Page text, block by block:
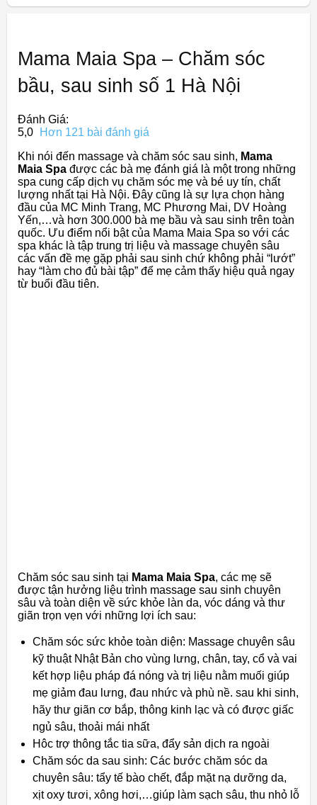
Mama Maia Spa – Chăm sóc
bầu, sau sinh số 1 Hà Nội
Đánh Giá:
5,0
Hơn 121 bài đánh giá
Khi nói đến massage và chăm sóc sau sinh, Mama
Maia Spa được các bà mẹ đánh giá là một trong những
spa cung cấp dịch vụ chăm sóc mẹ và bé uy tín, chất
lượng nhất tại Hà Nội. Đây cũng là sự lựa chọn hàng
đầu của MC Minh Trang, MC Phương Mai, DV Hoàng
Yến,…và hơn 300.000 bà mẹ bầu và sau sinh trên toàn
quốc. Ưu điểm nổi bật của Mama Maia Spa so với các
spa khác là tập trung trị liệu và massage chuyên sâu
các vấn đề mẹ gặp phải sau sinh chứ không phải “lướt”
hay “làm cho đủ bài tập” để mẹ cảm thấy hiệu quả ngay
từ buổi đầu tiên.
Chăm sóc sau sinh tại Mama Maia Spa, các mẹ sẽ
được tận hưởng liệu trình massage sau sinh chuyên
sâu và toàn diện về sức khỏe làn da, vóc dáng và thư
giãn trọn vẹn với những lợi ích sau:
Chăm sóc sức khỏe toàn diện: Massage chuyên sâu
kỹ thuật Nhật Bản cho vùng lưng, chân, tay, cổ và vai
kết hợp liệu pháp đá nóng và trị liệu nằm muối giúp
mẹ giảm đau lưng, đau nhức và phù nề. sau khi sinh,
hãy thư giãn cơ bắp, thông kinh lạc và có được giấc
ngủ sâu, thoải mái nhất
Hôc trợ thông tắc tia sữa, đẩy sản dịch ra ngoài
Chăm sóc da sau sinh: Các bước chăm sóc da
chuyên sâu: tẩy tế bào chết, đắp mặt nạ dưỡng da,
xịt oxy tươi, xông hơi,…giúp làm sạch sâu, thu nhỏ lỗ